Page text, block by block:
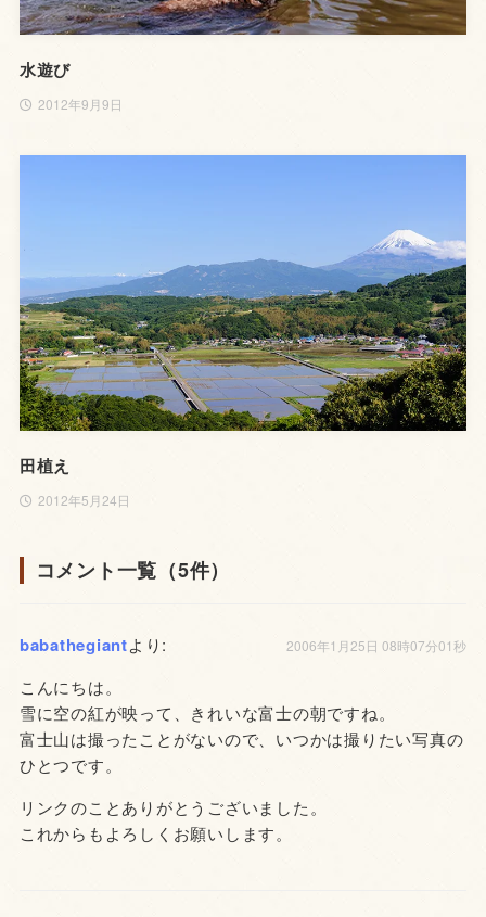
水遊び
2012年9月9日
田植え
2012年5月24日
コメント一覧（5件）
babathegiantより: 2006年1月25日 08時07分01秒
こんにちは。
雪に空の紅が映って、きれいな富士の朝ですね。
富士山は撮ったことがないので、いつかは撮りたい写真の
ひとつです。
リンクのことありがとうございました。
これからもよろしくお願いします。